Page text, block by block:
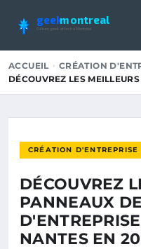
geekmontreal
Culture geek et tech à Montréal
ACCUEIL
CRÉATION
DÉCOUVREZ LES
CRÉATION D'ENTREPRISE
DÉCOUVREZ
PANNEAUX
NANTES EN